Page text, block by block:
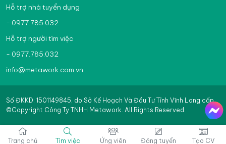
Hỗ trợ nhà tuyển dụng
- 0977.785.032
Hỗ trợ người tìm việc
- 0977.785.032
info@metawork.com.vn
Số ĐKKD: 1501149845, do Sở Kế Hoạch Và Đầu Tư Tỉnh Vĩnh Long cấp
©Copyright Công Ty TNHH Metawork. All Rights Reserved.
Trang chủ Tìm việc Ứng viên Đăng tuyển Tạo CV